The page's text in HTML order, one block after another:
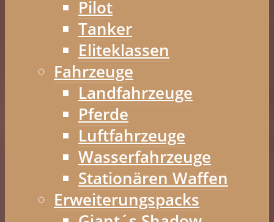
Pilot
Tanker
Eliteklassen
Fahrzeuge
Landfahrzeuge
Pferde
Luftfahrzeuge
Wasserfahrzeuge
Stationären Waffen
Erweiterungspacks